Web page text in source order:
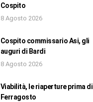
Cospito
8 Agosto 2026
Cospito commissario Asi, gli
auguri di Bardi
8 Agosto 2026
Viabilità, le riaperture prima di
Ferragosto